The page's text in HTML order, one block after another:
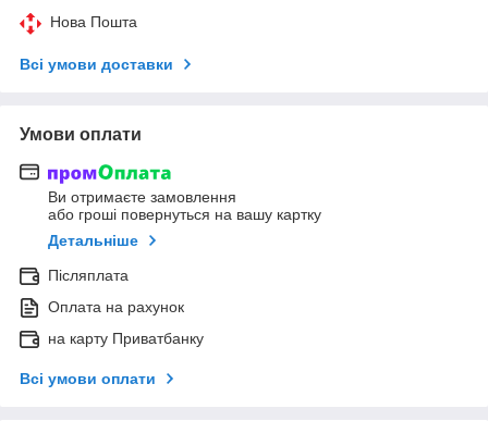
Нова Пошта
Всі умови доставки
Умови оплати
Ви отримаєте замовлення
або гроші повернуться на вашу картку
Детальніше
Післяплата
Оплата на рахунок
на карту Приватбанку
Всі умови оплати